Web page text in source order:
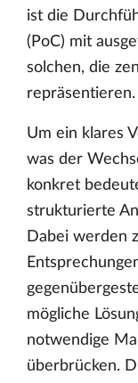
ist die
(PoC) mit
solchen, die
repräsentieren.
Um ein klares
was der
konkret
strukturierte
Dabei werden
mögliche
notwendige
überbrücken.